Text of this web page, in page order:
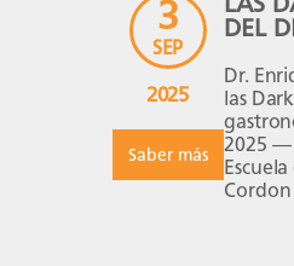
3
SEP
2025
Saber más
DEL
Dr.
las
2025 —